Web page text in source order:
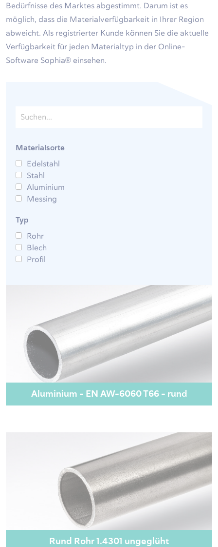
Bedürfnisse des Marktes abgestimmt. Darum ist es
möglich, dass die Materialverfügbarkeit in Ihrer Region
abweicht. Als registrierter Kunde können Sie die aktuelle
Verfügbarkeit für jeden Materialtyp in der Online-
Software Sophia® einsehen.
Materialsorte
Edelstahl
Stahl
Aluminium
Messing
Typ
Rohr
Blech
Profil
Aluminium - EN AW-6060 T66 - rund
Rund Rohr 1.4301 ungeglüht